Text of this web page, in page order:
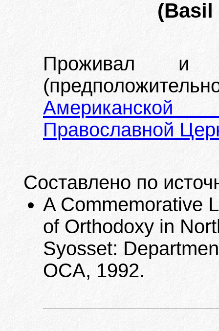
(Basil
Проживал и
Православной
Составлено по
A Commemorative
of Orthodoxy in
Syosset:
OCA, 1992.